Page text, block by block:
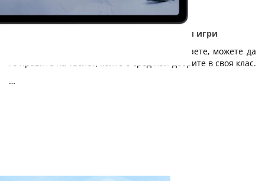
Nokia T21 - Дълготраен таблет за работа и игри
Независимо дали работите, учите или играете, можете да
го правите на таблет, който е сред най-добрите в своя клас.
…